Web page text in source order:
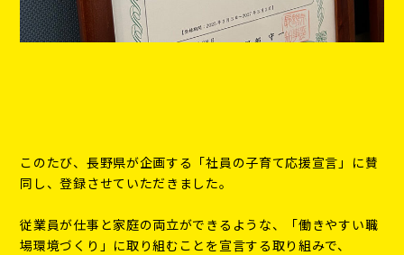
このたび、長野県が企画する「社員の子育て応援宣言」に賛
同し、登録させていただきました。
従業員が仕事と家庭の両立ができるような、「働きやすい職
場環境づくり」に取り組むことを宣言する取り組みで、